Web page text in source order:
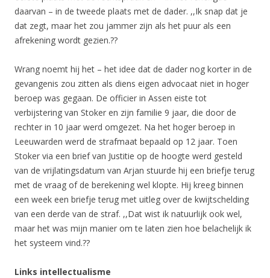
daarvan – in de tweede plaats met de dader. ,,Ik snap dat je
dat zegt, maar het zou jammer zijn als het puur als een
afrekening wordt gezien.??
Wrang noemt hij het – het idee dat de dader nog korter in de
gevangenis zou zitten als diens eigen advocaat niet in hoger
beroep was gegaan. De officier in Assen eiste tot
verbijstering van Stoker en zijn familie 9 jaar, die door de
rechter in 10 jaar werd omgezet. Na het hoger beroep in
Leeuwarden werd de strafmaat bepaald op 12 jaar. Toen
Stoker via een brief van Justitie op de hoogte werd gesteld
van de vrijlatingsdatum van Arjan stuurde hij een briefje terug
met de vraag of de berekening wel klopte. Hij kreeg binnen
een week een briefje terug met uitleg over de kwijtschelding
van een derde van de straf. ,,Dat wist ik natuurlijk ook wel,
maar het was mijn manier om te laten zien hoe belachelijk ik
het systeem vind.??
Links intellectualisme